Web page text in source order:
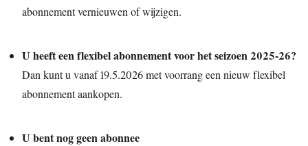
abonnement vernieuwen of wijzigen.
U heeft een flexibel abonnement voor het seizoen 2025-26?
Dan kunt u vanaf 19.5.2026 met voorrang een nieuw flexibel
abonnement aankopen.
U bent nog geen abonnee